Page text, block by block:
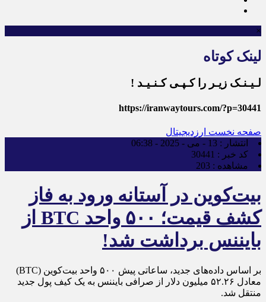
×
لینک کوتاه
لـیـنـک زیـر را کـپـی کـنـیـد !
https://iranwaytours.com/?p=30441
صفحه نخست ارزدیجیتال
انتشار : 13 - می - 2025 - 06:38
کد خبر : 30441
مشاهده : 203
بیت‌کوین در آستانه ورود به فاز
کشف قیمت؛ ۵۰۰ واحد BTC از
بایننس برداشت شد!
بر اساس داده‌های جدید، ساعاتی پیش ۵۰۰ واحد بیت‌کوین (BTC)
معادل ۵۲.۲۶ میلیون دلار از صرافی بایننس به یک کیف پول جدید
منتقل شد.